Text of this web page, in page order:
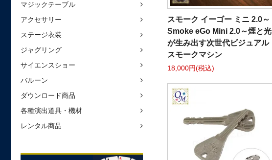
マジックテーブル
アクセサリー
ステージ衣装
ジャグリング
サイエンスショー
バルーン
ダウンロード商品
各種演出道具・機材
レンタル商品
スモーク イーゴー ミニ 2.0～
Smoke eGo Mini 2.0～煙と光
が生み出す次世代ビジュアル
スモークマシン
18,000円(税込)